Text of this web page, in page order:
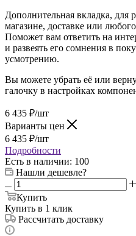
Дополнительная вкладка,
магазине, доставке или
Поможет вам ответить на
и развеять его сомнения в
усмотрению.
Вы можете убрать её или
галочку в настройках
6 435 ₽/шт
Варианты цен
6 435 ₽/шт
Подробности
Есть в наличии: 100
Нашли дешевле?
Купить
Купить в 1 клик
Рассчитать доставку